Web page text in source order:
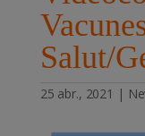
Salut/
25 abr., 2021 |